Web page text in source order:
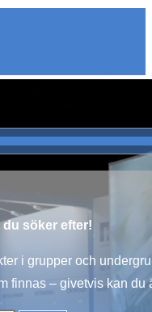
söker efter!
i grupper och
finnas – givetvis kan